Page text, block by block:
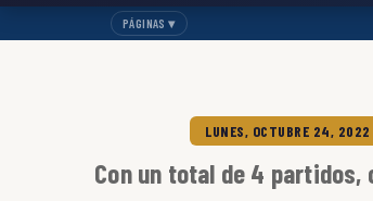
PÁGINAS ▾
LUNES, OCTUBRE 24, 2022
Con un total de 4 partidos,